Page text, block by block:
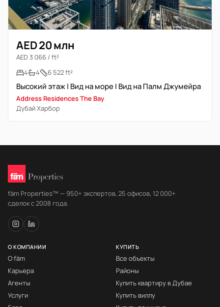
AED 20 млн
AED 3 066 / ft²
4
4 6 522 ft²
Высокий этаж | Вид на море | Вид на Палм Джумейра
Address Residences The Bay
Дубай Харбор
fäm Properties™ — 950+ экспертов, 25 офисов, 12 000+
сделок с 2008 года.
О КОМПАНИИ
О fäm
Карьера
Агенты
Услуги
КУПИТЬ
Все объекты
Районы
Купить квартиру в Дубае
Купить виллу